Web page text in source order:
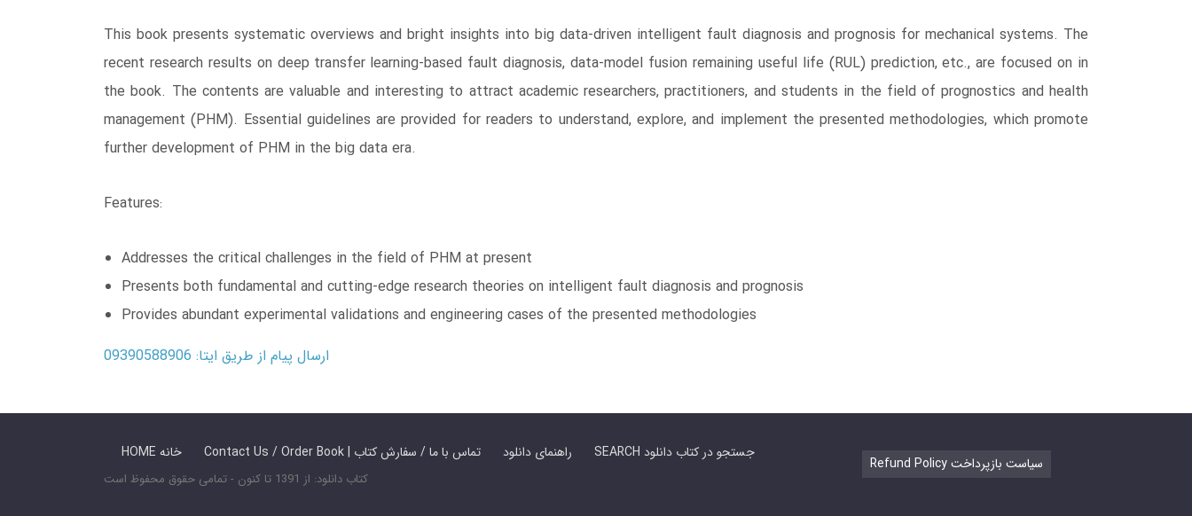
This book presents systematic overviews and bright insights into big data-driven intelligent fault diagnosis and prognosis for mechanical systems. The
recent research results on deep transfer learning-based fault diagnosis, data-model fusion remaining useful life (RUL) prediction, etc., are focused on in
the book. The contents are valuable and interesting to attract academic researchers, practitioners, and students in the field of prognostics and health
management (PHM). Essential guidelines are provided for readers to understand, explore, and implement the presented methodologies, which promote
further development of PHM in the big data era.
Features:
Addresses the critical challenges in the field of PHM at present
Presents both fundamental and cutting-edge research theories on intelligent fault diagnosis and prognosis
Provides abundant experimental validations and engineering cases of the presented methodologies
ارسال پیام از طریق ایتا: 09390588906
HOME خانه Contact Us / Order Book | تماس با ما / سفارش کتاب راهنمای دانلود SEARCH جستجو در کتاب دانلود
کتاب دانلود: از 1391 تا کنون - تمامی حقوق محفوظ است
Refund Policy سیاست بازپرداخت